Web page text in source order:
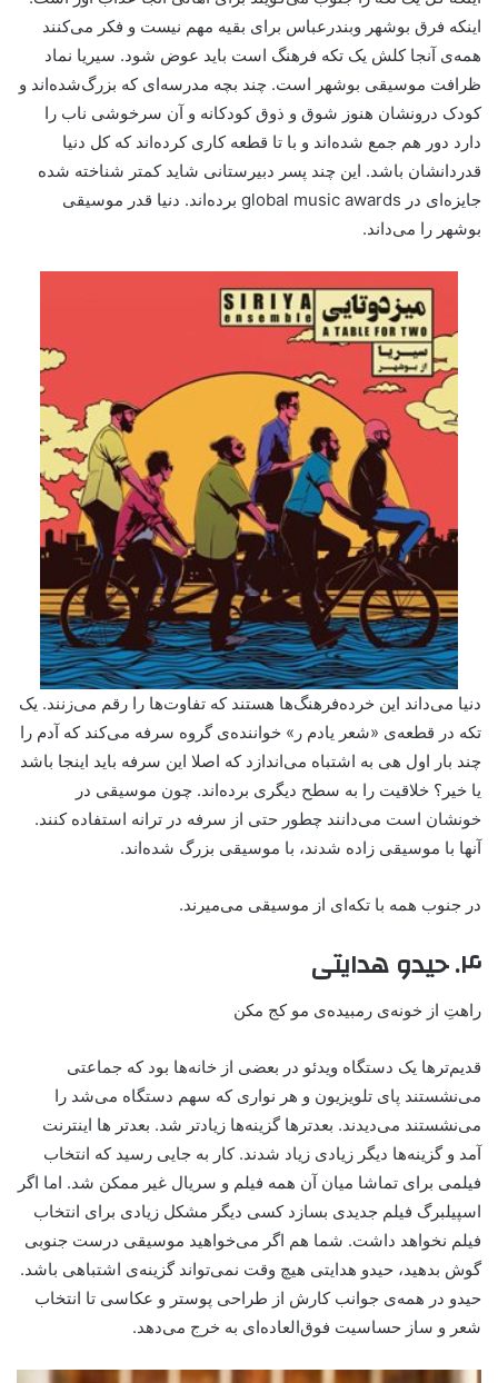
اینکه فرق بوشهر وبندرعباس برای بقیه مهم نیست و فکر می‌کنند
همه‌ی آنجا کلش یک تکه فرهنگ است باید عوض شود. سیریا نماد
ظرافت موسیقی بوشهر است. چند بچه مدرسه‌ای که بزرگ‌شده‌اند و
کودک درونشان هنوز شوق و ذوق کودکانه و آن سرخوشی ناب را
دارد دور هم جمع شده‌اند و با تا قطعه کاری کرده‌اند که کل دنیا
قدردانشان باشد. این چند پسر دبیرستانی شاید کمتر شناخته شده
جایزه‌ای در global music awards برده‌اند. دنیا قدر موسیقی
بوشهر را می‌داند.
دنیا می‌داند این خرده‌فرهنگ‌ها هستند که تفاوت‌ها را رقم می‌زنند. یک
تکه‌ در قطعه‌ی «شعر یادم ر» خواننده‌ی گروه سرفه می‌کند که آدم را
چند بار اول هی به اشتباه می‌اندازد که اصلا این سرفه باید اینجا باشد
یا خیر؟ خلاقیت را به سطح دیگری برده‌اند. چون موسیقی در‌
خونشان است می‌دانند چطور حتی از سرفه در ترانه استفاده کنند.
آنها با موسیقی زاده شدند، با موسیقی بزرگ شده‌اند.
در جنوب همه با تکه‌ای از‌ موسیقی می‌میرند.
۴. حیدو هدایتی
راهتِ از خونه‌ی رمبیده‌ی مو کج مکن
قدیم‌ترها یک دستگاه ویدئو در بعضی از خانه‌ها بود که جماعتی
می‌نشستند پای تلویزیون و هر نواری که سهم دستگاه می‌شد را
می‌نشستند می‌دیدند. بعدترها گزینه‌ها زیادتر شد. بعدتر ها اینترنت
آمد و گزینه‌ها دیگر زیادی زیاد شدند. کار به جایی رسید که انتخاب
فیلمی برای تماشا میان آن همه فیلم و سریال غیر‌ ممکن شد. اما اگر
اسپیلبرگ فیلم جدیدی بسازد کسی دیگر مشکل زیادی برای انتخاب
فیلم نخواهد داشت. شما هم اگر می‌خواهید موسیقی درست جنوبی
گوش بدهید، حیدو هدایتی هیچ وقت نمی‌تواند گزینه‌ی اشتباهی باشد.
حیدو در همه‌ی جوانب کارش از طراحی پوستر و عکاسی تا انتخاب
شعر و ساز حساسیت فوق‌العاده‌ای به خرج می‌دهد.